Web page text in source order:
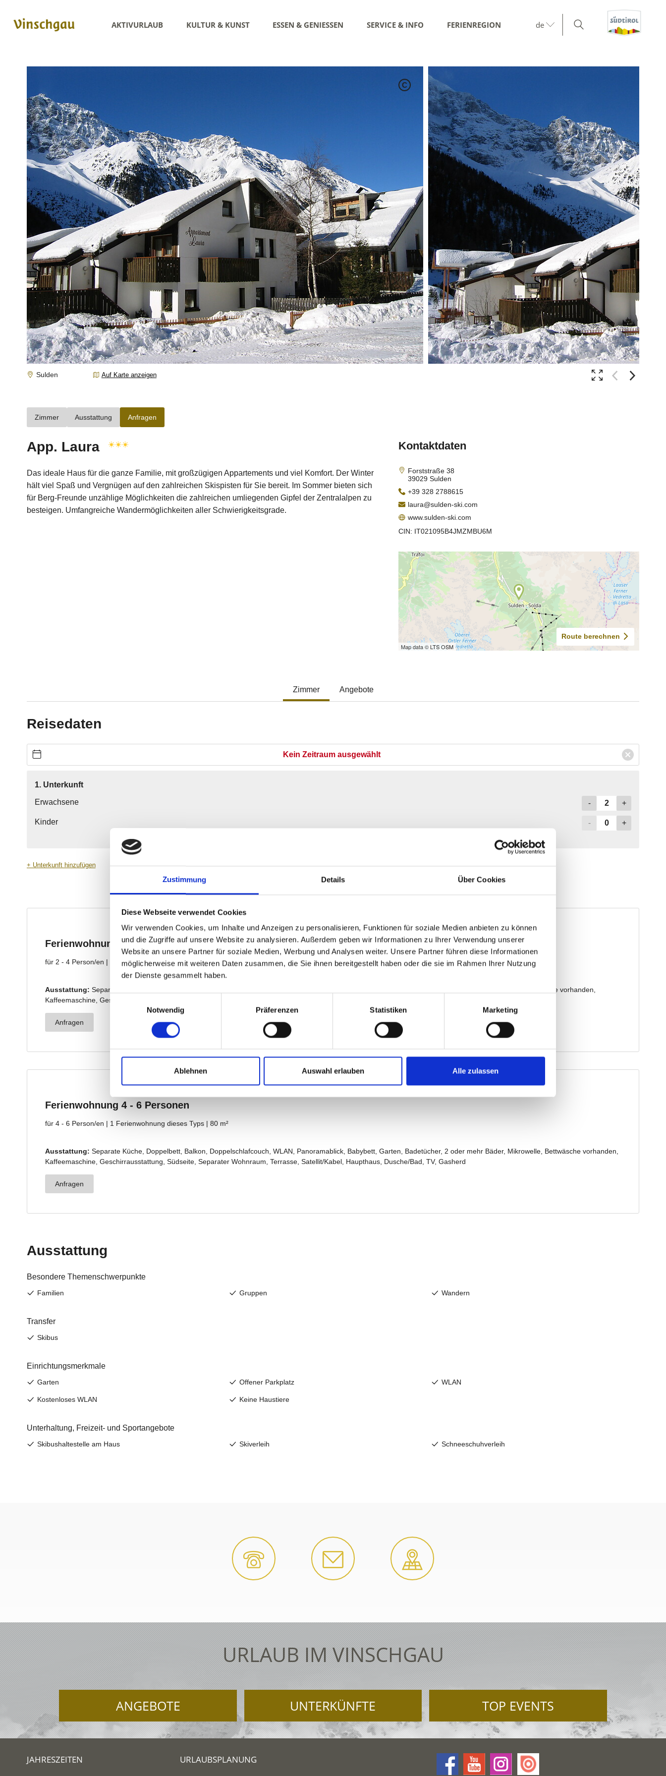
Zustimmung Details Über Cookies
Diese Webseite verwendet Cookies
Wir verwenden Cookies, um Inhalte und Anzeigen zu personalisieren, Funktionen für soziale Medien anbieten zu können
und die Zugriffe auf unsere Website zu analysieren. Außerdem geben wir Informationen zu Ihrer Verwendung unserer
Website an unsere Partner für soziale Medien, Werbung und Analysen weiter. Unsere Partner führen diese Informationen
möglicherweise mit weiteren Daten zusammen, die Sie ihnen bereitgestellt haben oder die sie im Rahmen Ihrer Nutzung
der Dienste gesammelt haben.
Einwilligungsauswahl
Notwendig
Präferenzen Statistiken Marketing
Ablehnen Auswahl erlauben Alle zulassen
AKTIVURLAUB KULTUR & KUNST ESSEN & GENIESSEN SERVICE & INFO FERIENREGION de
URLAUB IM VINSCHGAU
ANGEBOTE UNTERKÜNFTE TOP EVENTS
JAHRESZEITEN URLAUBSPLANUNG